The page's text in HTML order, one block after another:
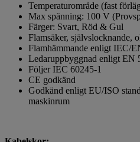
Temperaturområde (fast
Max spänning: 100 V
Färger: Svart, Röd & Gul
Flamsäker, självslocknande,
Flamhämmande enligt IEC/
Ledaruppbyggnad enligt EN
Följer IEC 60245-1
CE godkänd
Godkänd enligt EU/ISO
maskinrum